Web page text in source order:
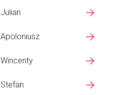
Julian
Apoloniusz
Wincenty
Stefan